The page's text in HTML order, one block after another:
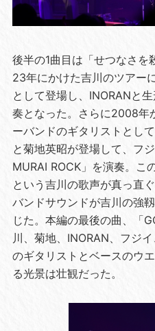
後半の1曲目は「せつなさ
23年にかけた吉川のツアー
として登場し、INORANと
奏となった。さらに2008年
ーバンドのギタリストとし
と菊地英昭が登場して、フ
MURAI ROCK」を演奏。こ
という吉川の歌声が真っ直
バンドサウンドが吉川の強
じた。本編の最後の曲、「
川、菊地、INORAN、フジ
のギタリストとベースのウ
る光景は壮観だった。